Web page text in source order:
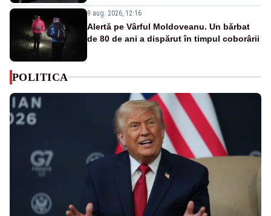
9 aug. 2026, 12:16
Alertă pe Vârful Moldoveanu. Un bărbat
de 80 de ani a dispărut în timpul coborârii
POLITICA